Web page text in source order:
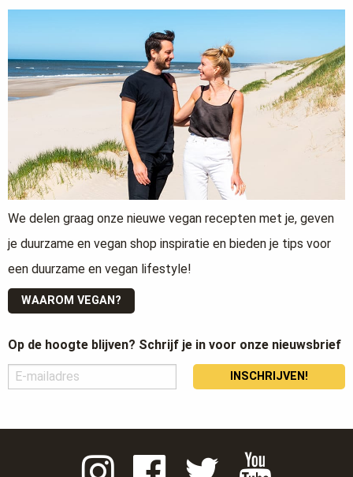
We delen graag onze nieuwe vegan recepten met je, geven
je duurzame en vegan shop inspiratie en bieden je tips voor
een duurzame en vegan lifestyle!
WAAROM VEGAN?
Op de hoogte blijven? Schrijf je in voor onze nieuwsbrief
INSCHRIJVEN!